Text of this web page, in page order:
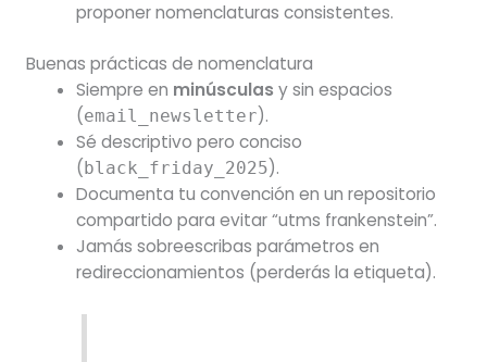
proponer nomenclaturas consistentes.
Buenas prácticas de nomenclatura
Siempre en minúsculas y sin espacios
(email_newsletter).
Sé descriptivo pero conciso
( black_friday_2025).
Documenta tu convención en un repositorio
compartido para evitar “utms frankenstein”.
Jamás sobreescribas parámetros en
redireccionamientos (perderás la etiqueta).